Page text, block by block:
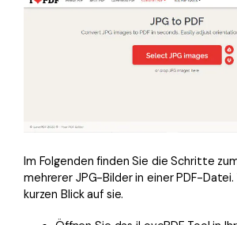
Im Folgenden finden Sie die Schritte
mehrerer JPG-Bilder in einer PDF-
kurzen Blick auf sie.